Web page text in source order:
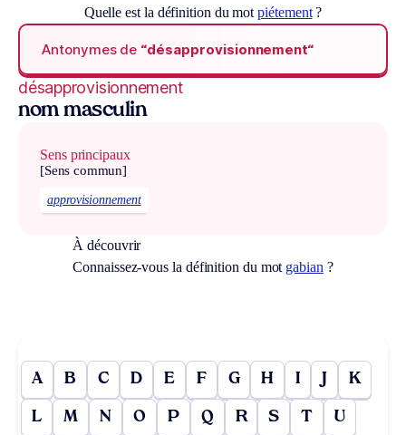
Quelle est la définition du motpiétement?
Antonymes de “désapprovisionnement“
désapprovisionnement
nom masculin
Sens principaux
[Sens commun]
approvisionnement
À découvrir
Connaissez-vous la définition du mot gabian ?
A B C D E F G H I J K
L M N O P Q R S T U